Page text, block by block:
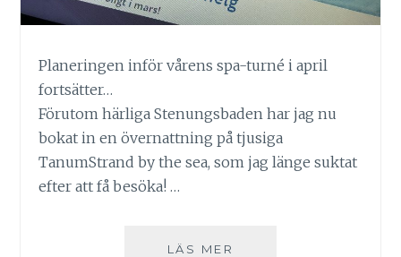
Planeringen inför vårens spa-turné i april
fortsätter…
Förutom härliga Stenungsbaden har jag nu
bokat in en övernattning på tjusiga
TanumStrand by the sea, som jag länge suktat
efter att få besöka! …
LÄS MER